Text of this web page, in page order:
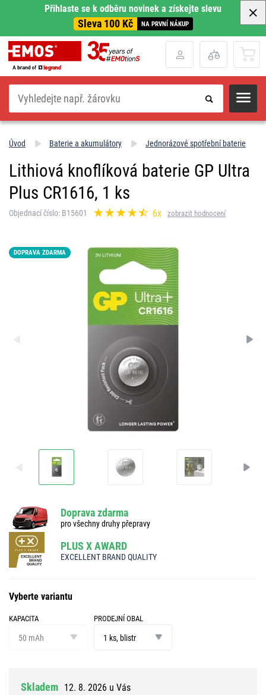
Přihlaste se k odběru novinek a získejte slevu
Sleva 100 Kč NA PRVNÍ NÁKUP
Hledat
Úvod Baterie a akumulátory Jednorázové spotřební baterie
Lithiová knoflíková baterie GP Ultra
Plus CR1616, 1 ks
Objednací číslo: B15601 6x zobrazit hodnocení
DOPRAVA ZDARMA
Doprava zdarma
pro všechny druhy přepravy
PLUS X AWARD
EXCELLENT BRAND QUALITY
Vyberte variantu
KAPACITA
50 mAh
PRODEJNÍ OBAL
obal1 ks, blistr
Skladem 12. 8. 2026 u Vás